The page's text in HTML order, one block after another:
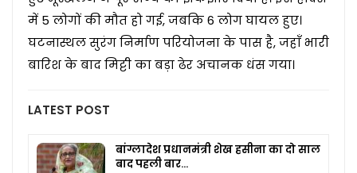
में 5 लोगों की मौत हो गई, जबकि 6 लोग घायल हुए।
घटनास्थल सुरंग निर्माण परियोजना के पास है, जहाँ भारी
बारिश के बाद मिट्टी का बड़ा ढेर अचानक धंस गया।
LATEST POST
बांग्लादेश प्रधानमंत्री शेख हसीना का दो साल
बाद पहली बार…